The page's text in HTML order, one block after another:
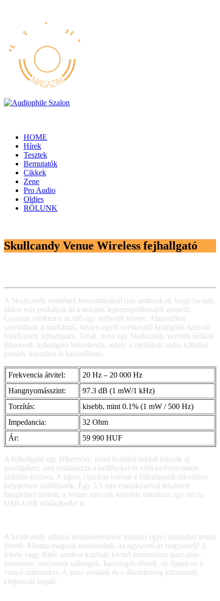
HOME
Hírek
Tesztek
Bemutatók
Cikkek
Zene
Pro Audio
Oldies
RÓLUNK
Skullcandy Venue Wireless fejhallgató
A Skullcandy termékek bemutatásánál már utaltunk rá, hogy ha már,
akkor már próbáljuk ki a nekünk legszimpatikusabb modellt.
Gyorsan elérkezett az idő egy mélyebb tesztre. Alapvetően
szurkolunk a márkának, hiszen egyik szerkesztő kollégánk használ
Skullcandy fejhallgatót. Tehát, most egy Skullcandy vezeték nélküli
Bluetooth fejhallgató következik, amely a mellékelt audio kábellel
passzív üzemben is használható.
Frekvencia átvitel:
20 Hz – 20 000 Hz
Hangnyomásszint:
97.3 dB (1 mW/1 kHz)
Torzítás:
kisebb, mint 0.1% (1 mW / 500 Hz)
Impedancia:
32 Ohm
Ár:
59 990 HUF
A fejhallgató egy félkemény, textil borítású tokkal érkezik új
gazdájához, ami tartalmazza a kellékeket és védi kedvencünket
szállítás közben. A lapos, cipzáras tokban a fülhallgatók elfordított
helyzetben szállíthatók. Egy 3,5 mm csatlakozóval felszerelt
hangkábel mellett, a Venue tartozék-készlete tartalmaz egy micro
USB-USB töltőkábellel is.
A Scullcandy stílusos terméktervezése minden egyes modellen tetten
érhető. Mintha magunk mondanánk: az egyszerű az nagyszerű! A
fekete vagy fehér színben kapható kivitel minimalista ipari alap-
formaterv, nincsenek sallangok, kanyargós díszek, de éppen ez a
vonzó számunkra. A sima vonalak és a dísztelenség kifinomult
eleganciát sugall.